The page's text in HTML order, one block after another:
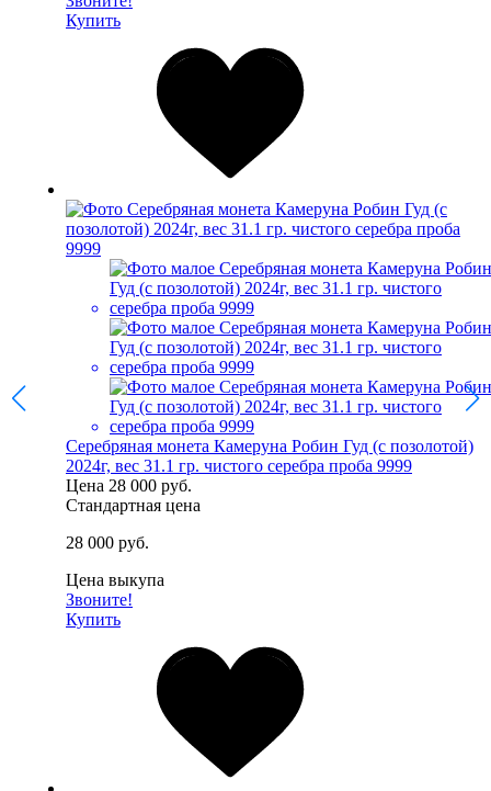
Купить
Серебряная монета Камеруна Робин Гуд (с позолотой)
2024г, вес 31.1 гр. чистого серебра проба 9999
Цена 28 000 руб.
Стандартная цена
28 000 руб.
Цена выкупа
Звоните!
Купить